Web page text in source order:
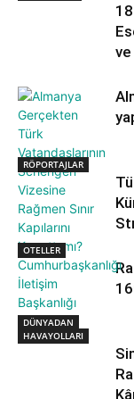
DÜNYADAN
RÖPORTAJLAR
OTELLER
HAVAYOLLARI